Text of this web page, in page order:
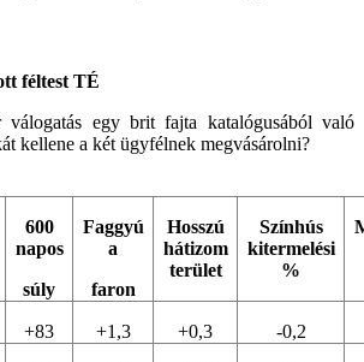
féltest TÉ
válogatás egy brit fajta katalógusából való
kellene a két ügyfélnek megvásárolni?
600
napos
súly
Faggyú
a
faron
Hosszú
hátizom
terület
Színhús
kitermelési
%
+83 +1,3 +0,3 -0,2